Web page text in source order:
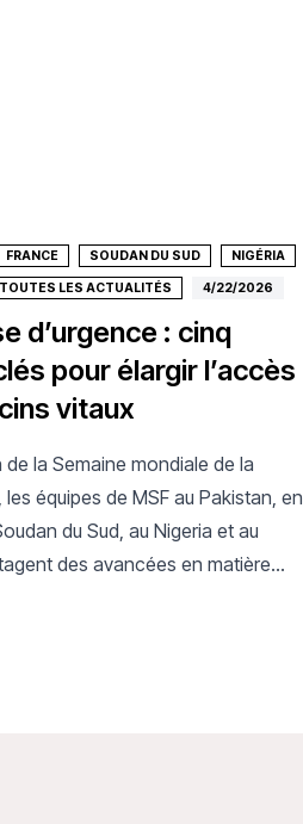
FRANCE SOUDAN DU SUD NIGÉRIA
TOUTES LES ACTUALITÉS 4/22/2026
d’urgence : cinq
pour élargir l’accès
vitaux
de la Semaine mondiale de la
équipes de MSF au Pakistan, en
du Sud, au Nigeria et au
des avancées en matière